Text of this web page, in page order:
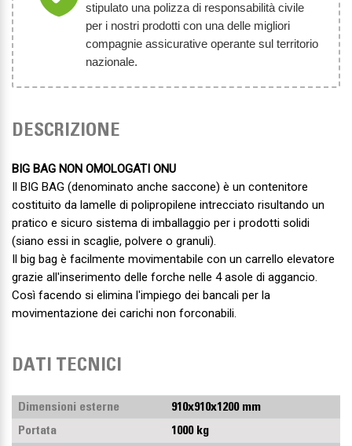
stipulato una polizza di responsabilità civile
per i nostri prodotti con una delle migliori
compagnie assicurative operante sul territorio
nazionale.
DESCRIZIONE
BIG BAG NON OMOLOGATI ONU
Il BIG BAG (denominato anche saccone) è un contenitore
costituito da lamelle di polipropilene intrecciato risultando un
pratico e sicuro sistema di imballaggio per i prodotti solidi
(siano essi in scaglie, polvere o granuli).
Il big bag è facilmente movimentabile con un carrello elevatore
grazie all'inserimento delle forche nelle 4 asole di aggancio.
Così facendo si elimina l'impiego dei bancali per la
movimentazione dei carichi non forconabili.
DATI TECNICI
Dimensioni esterne
910x910x1200 mm
Portata
1000 kg